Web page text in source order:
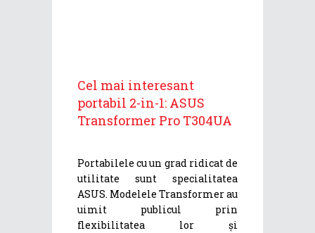
Cel mai interesant
portabil 2-in-1: ASUS
Transformer Pro T304UA
Portabilele cu un grad ridicat de
utilitate sunt specialitatea
ASUS. Modelele Transformer au
uimit publicul prin
flexibilitatea lor și